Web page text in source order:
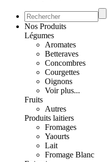
Nos Produits
Légumes
Aromates
Betteraves
Concombres
Courgettes
Oignons
Voir plus...
Fruits
Autres
Produits laitiers
Fromages
Yaourts
Lait
Fromage Blanc